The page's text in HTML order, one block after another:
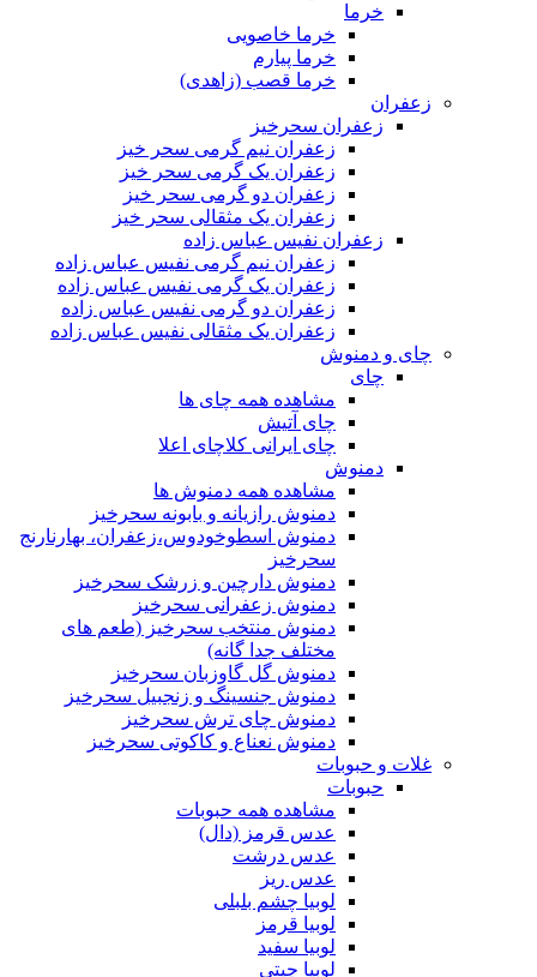
خرما
خرما خاصویی
خرما پیارم
خرما قصب (زاهدی)
زعفران
زعفران سحرخیز
زعفران نیم گرمی سحر خیز
زعفران یک گرمی سحر خیز
زعفران دو گرمی سحر خیز
زعفران یک مثقالی سحر خیز
زعفران نفیس عباس زاده
زعفران نیم گرمی نفیس عباس زاده
زعفران یک گرمی نفیس عباس زاده
زعفران دو گرمی نفیس عباس زاده
زعفران یک مثقالی نفیس عباس زاده
چای و دمنوش
چای
مشاهده همه چای ها
چای آتیش
چای ایرانی کلاچای اعلا
دمنوش
مشاهده همه دمنوش ها
دمنوش رازیانه و بابونه سحرخیز
دمنوش اسطوخودوس،زعفران، بهارنارنج
سحرخیز
دمنوش دارچین و زرشک سحرخیز
دمنوش زعفرانی سحرخیز
دمنوش منتخب سحرخیز (طعم های
مختلف جدا گانه)
دمنوش گل گاوزبان سحرخیز
دمنوش جنسینگ و زنجبیل سحرخیز
دمنوش چای ترش سحرخیز
دمنوش نعناع و کاکوتی سحرخیز
غلات و حبوبات
حبوبات
مشاهده همه حبوبات
عدس قرمز (دال)
عدس درشت
عدس ریز
لوبیا چشم بلبلی
لوبیا قرمز
لوبیا سفید
لوبیا چیتی